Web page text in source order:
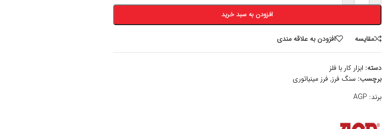
افزودن به سبد خرید
مقايسه افزودن به علاقه مندی
دسته: ابزار کار با فلز
برچسب: سنگ فرز, فرز مینیاتوری
برند: AGP